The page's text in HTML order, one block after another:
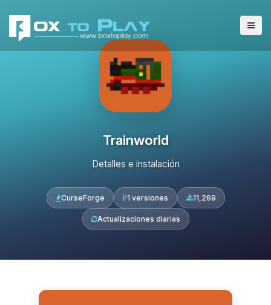
Trainworld
Detalles e instalación
CurseForge 1 versiones 11,269
Actualizaciones diarias